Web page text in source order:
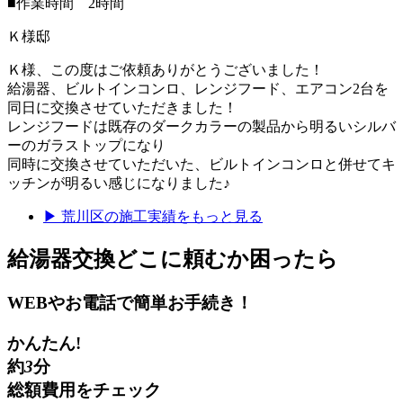
■作業時間 2時間
Ｋ様邸
Ｋ様、この度はご依頼ありがとうございました！
給湯器、ビルトインコンロ、レンジフード、エアコン2台を
同日に交換させていただきました！
レンジフードは既存のダークカラーの製品から明るいシルバ
ーのガラストップになり
同時に交換させていただいた、ビルトインコンロと併せてキ
ッチンが明るい感じになりました♪
▶ 荒川区の施工実績をもっと見る
給湯器交換どこに頼むか困ったら
WEBやお電話で簡単お手続き！
かんたん!
約3分
総額費用をチェック